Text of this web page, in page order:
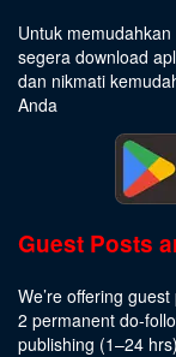
Untuk
segera download
dan nikmati
Anda
Guest Posts
We’re offering
2 permanent do-
publishing (1–24